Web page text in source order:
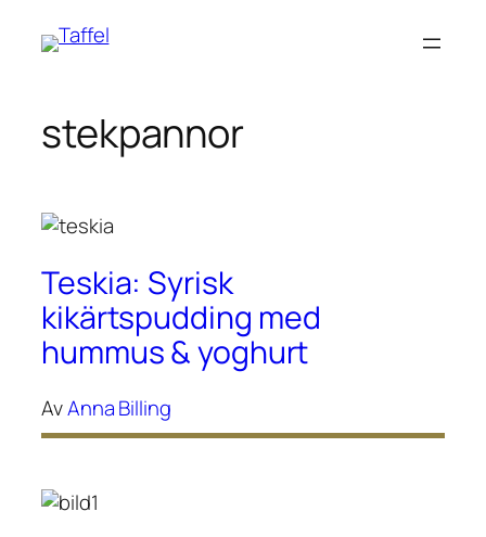
Hoppa
stekpannor
Teskia: Syrisk
kikärtspudding med
hummus & yoghurt
AvAnna Billing